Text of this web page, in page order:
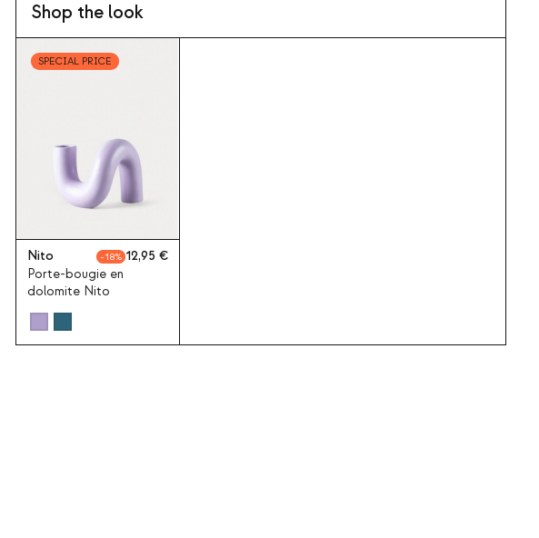
Shop the look
SPECIAL PRICE
Nito 18
12,95
Porte-bougie en
dolomite Nito